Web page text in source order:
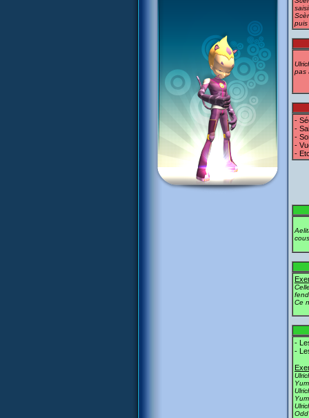
puis
pas
-
-
-
-
-
Ce
-
-